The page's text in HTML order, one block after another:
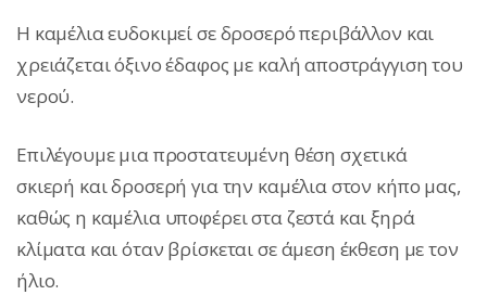
Η καμέλια ευδοκιμεί σε δροσερό περιβάλλον και
χρειάζεται όξινο έδαφος με καλή αποστράγγιση του
νερού.
Επιλέγουμε μια προστατευμένη θέση σχετικά
σκιερή και δροσερή για την καμέλια στον κήπο μας,
καθώς η καμέλια υποφέρει στα ζεστά και ξηρά
κλίματα και όταν βρίσκεται σε άμεση έκθεση με τον
ήλιο.